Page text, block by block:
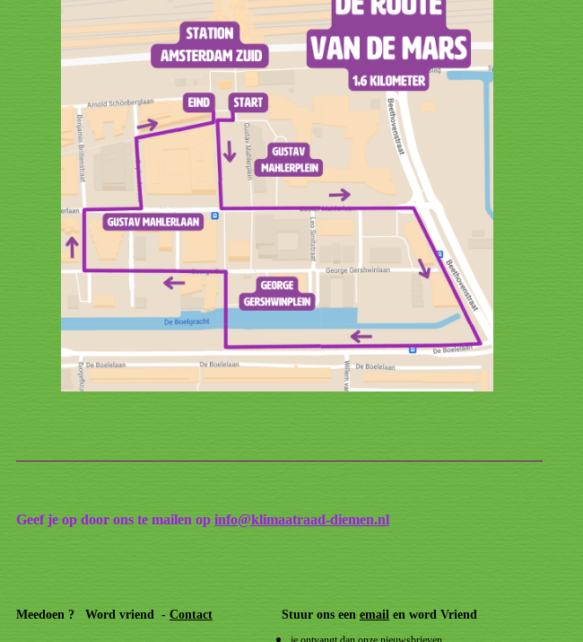
Geef je op door ons te mailen op info@klimaatraad-diemen.nl
Meedoen ? Word vriend - Contact Stuur ons een email en word Vriend